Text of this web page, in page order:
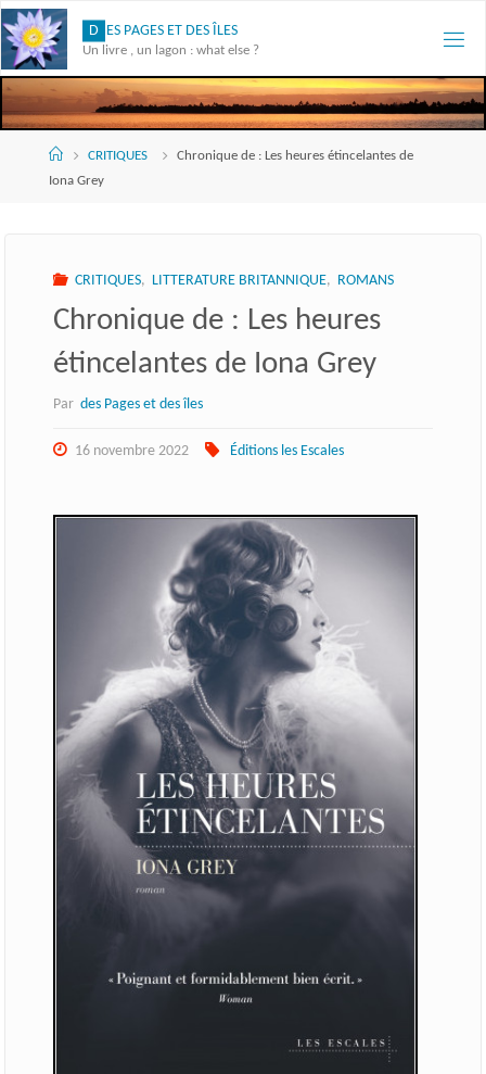
Skip
to
content
D ES PAGES ET DES ÎLES
Un livre , un lagon : what else ?
AccueilCRITIQUES
Chronique de : Les heures étincelantes de
Iona Grey
CRITIQUES, LITTERATURE BRITANNIQUE, ROMANS
Chronique de : Les heures
étincelantes de Iona Grey
Par des Pages et des îles
16 novembre 2022 Éditions les Escales